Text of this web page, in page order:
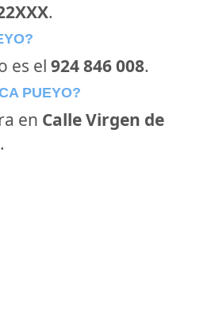
.
es el 924 846 008.
PUEYO?
en Calle Virgen de
.